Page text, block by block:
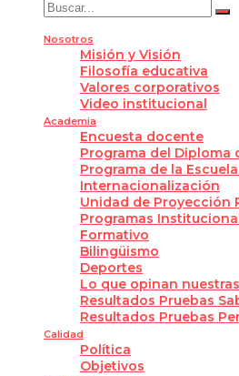
Nosotros
Misión y Visión
Filosofía educativa
Valores corporativos
Video institucional
Academia
Encuesta docente
Programa del Diploma
Programa de la
Internacionalización
Unidad de Proyección
Programas
Formativo
Bilingüismo
Deportes
Lo que opinan
Resultados Pruebas
Resultados Pruebas
Calidad
Política
Objetivos